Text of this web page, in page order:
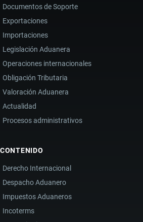
Documentos de Soporte
Exportaciones
Importaciones
Legislación Aduanera
Operaciones internacionales
Obligación Tributaria
Valoración Aduanera
Actualidad
Procesos administrativos
CONTENIDO
Derecho Internacional
Despacho Aduanero
Impuestos Aduaneros
Incoterms